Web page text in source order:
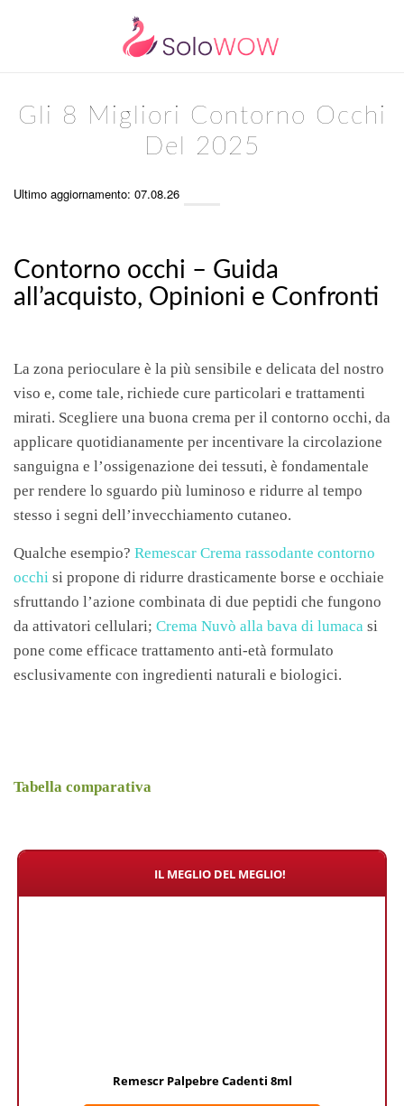
Gli 8 Migliori Contorno Occhi
Del 2025
Ultimo aggiornamento: 07.08.26
Contorno occhi – Guida
all’acquisto, Opinioni e Confronti
La zona perioculare è la più sensibile e delicata del nostro
viso e, come tale, richiede cure particolari e trattamenti
mirati. Scegliere una buona crema per il contorno occhi, da
applicare quotidianamente per incentivare la circolazione
sanguigna e l’ossigenazione dei tessuti, è fondamentale
per rendere lo sguardo più luminoso e ridurre al tempo
stesso i segni dell’invecchiamento cutaneo.
Qualche esempio? Remescar Crema rassodante contorno
occhi si propone di ridurre drasticamente borse e occhiaie
sfruttando l’azione combinata di due peptidi che fungono
da attivatori cellulari; Crema Nuvò alla bava di lumaca si
pone come efficace trattamento anti-età formulato
esclusivamente con ingredienti naturali e biologici.
Tabella comparativa
IL MEGLIO DEL MEGLIO!
Remescr Palpebre Cadenti 8ml